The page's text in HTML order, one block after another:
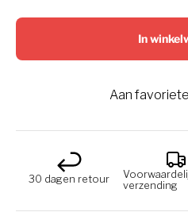
In
Aan
30 dagen retour
verzending